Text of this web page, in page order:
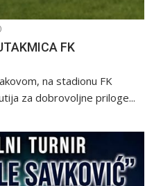
FK
na stadionu FK
za dobrovoljne priloge...